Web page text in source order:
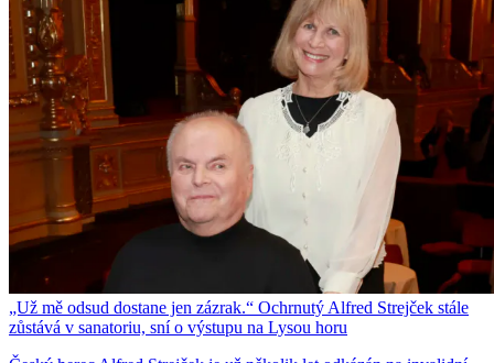
„Už mě odsud dostane jen zázrak.“ Ochrnutý Alfred Strejček stále
zůstává v sanatoriu, sní o výstupu na Lysou horu